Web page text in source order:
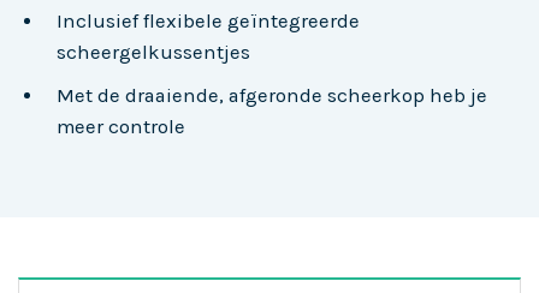
Inclusief flexibele geïntegreerde
scheergelkussentjes
Met de draaiende, afgeronde scheerkop heb je
meer controle